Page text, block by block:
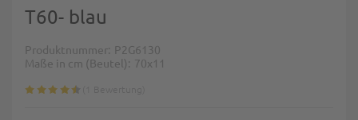
T60- blau
Produktnummer P2G6130
Maße in cm (Beutel)
70x11